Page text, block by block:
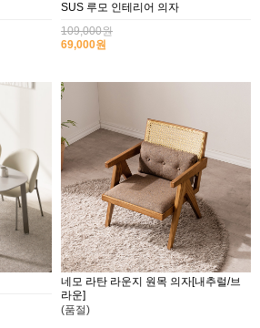
SUS 루모 인테리어 의자
109,000원
69,000원
네모 라탄 라운지 원목 의자[내추럴/브
라운]
(품절)